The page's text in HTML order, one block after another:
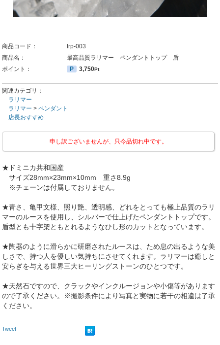
商品コード：
lrp-003
商品名：
最高品質ラリマー ペンダントトップ 盾
ポイント：
P 3,750Pt
関連カテゴリ：
ラリマー
ラリマー > ペンダント
店長おすすめ
申し訳ございませんが、只今品切れ中です。
★ドミニカ共和国産
サイズ28mm×23mm×10mm 重さ8.9g
※チェーンは付属しておりません。
★青さ、亀甲文様、照り艶、透明感、どれをとっても極上品質のラリ
マーのルースを使用し、シルバーで仕上げたペンダントトップです。
盾型とも十字架ともとれるようなひし形のカットとなっています。
★陶器のように滑らかに研磨されたルースは、ため息の出るような美
しさで、持つ人を優しい気持ちにさせてくれます。ラリマーは癒しと
安らぎを与える世界三大ヒーリングストーンのひとつです。
★天然石ですので、クラックやインクルージョンや小傷等があります
ので了承ください。※撮影条件により写真と実物に若干の相違は了承
ください。
Tweet